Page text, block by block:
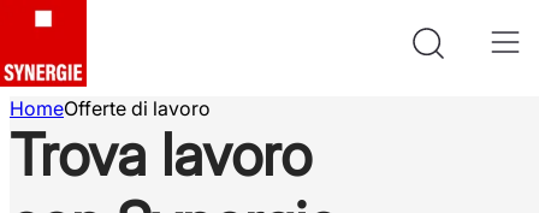
HomeOfferte di lavoro
Trova lavoro